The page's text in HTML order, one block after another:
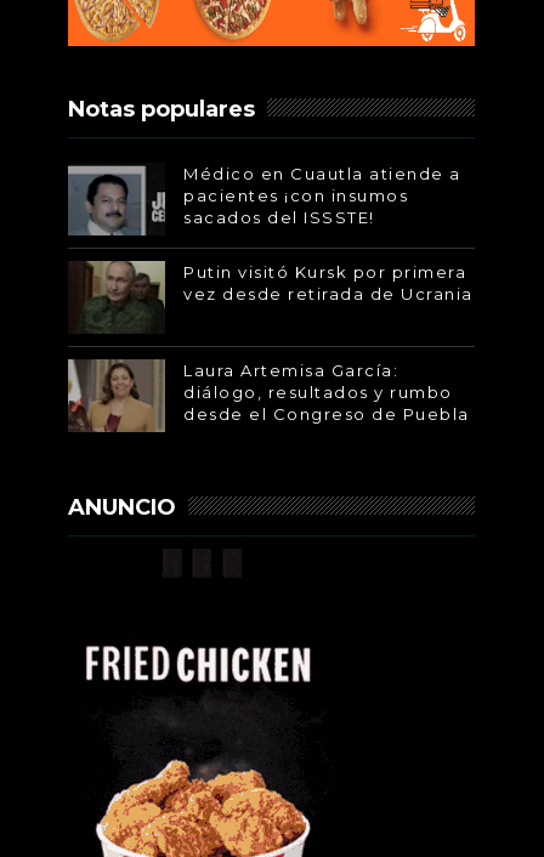
Notas populares
Médico en Cuautla atiende a
pacientes ¡con insumos
sacados del ISSSTE!
Putin visitó Kursk por primera
vez desde retirada de Ucrania
Laura Artemisa García:
diálogo, resultados y rumbo
desde el Congreso de Puebla
ANUNCIO